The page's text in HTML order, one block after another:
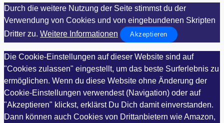
Durch die weitere Nutzung der Seite stimmst du der
Verwendung von Cookies und von eingebundenen Skripten
Dritter zu. Weitere Informationen Akzeptieren
Die Cookie-Einstellungen auf dieser Website sind auf
"Cookies zulassen" eingestellt, um das beste Surferlebnis zu
ermöglichen. Wenn du diese Website ohne Änderung der
Cookie-Einstellungen verwendest (Navigation) oder auf
"Akzeptieren" klickst, erklärst Du Dich damit einverstanden.
Dann können auch Cookies von Drittanbietern wie Amazon,